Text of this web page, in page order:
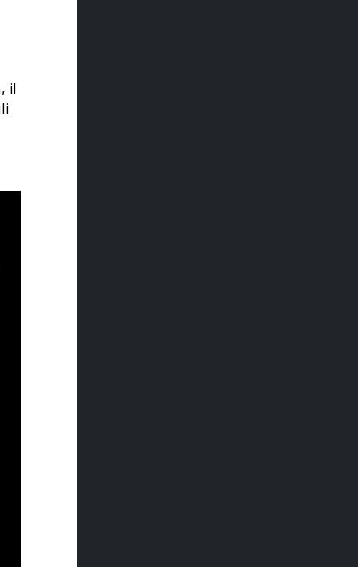
il